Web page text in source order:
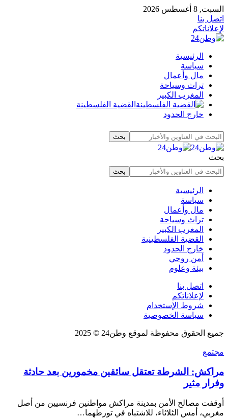
السبت, 8 أغسطس 2026
اتصل بنا
لإعلاناتكم
الرئيسية
سياسة
مال وأعمال
تراث وسياحة
المغرب الكبير
القضية الفلسطينة
خارج الحدود
بحث
الرئيسية
سياسة
مال وأعمال
تراث وسياحة
المغرب الكبير
القضية الفلسطينية
خارج الحدود
أمن روحي
بيئة وعلوم
اتصل بنا
لإعلاناتكم
شروط الإستخدام
سياسة الخصوصية
جميع الحقوق محفوظة لموقع وطن24 © 2025
مجتمع
مراكش: الشرطة تعتقل سائقين مخمورين بعد حادثة
وفرار مثير
أوقفت مصالح الأمن بمدينة مراكش مواطنين فرنسيين من أصل
مغربي، أمس الثلاثاء، للاشتباه في تورطهما…